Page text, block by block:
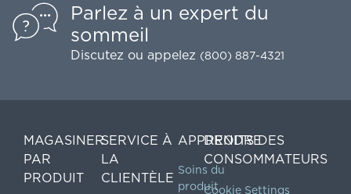
Parlez à un expert du
sommeil
Discutez ou appelez (800) 887-4321
MAGASINER
PAR
PRODUIT
SERVICE À
LA
CLIENTÈLE
APPRENDRE
Soins du
produit
DROITS DES
CONSOMMATEURS
Cookie Settings